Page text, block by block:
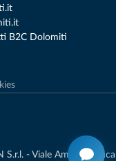
B2C Dolomiti
- Viale Amedeo Duca